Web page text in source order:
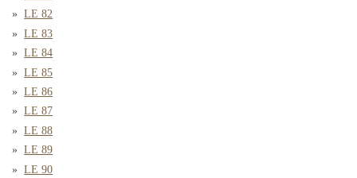
LE 82
LE 83
LE 84
LE 85
LE 86
LE 87
LE 88
LE 89
LE 90